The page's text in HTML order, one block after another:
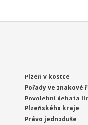
Plzeň v kostce
Pořady ve znakové
Povolební debata
Plzeňského kraje
Právo jednoduše